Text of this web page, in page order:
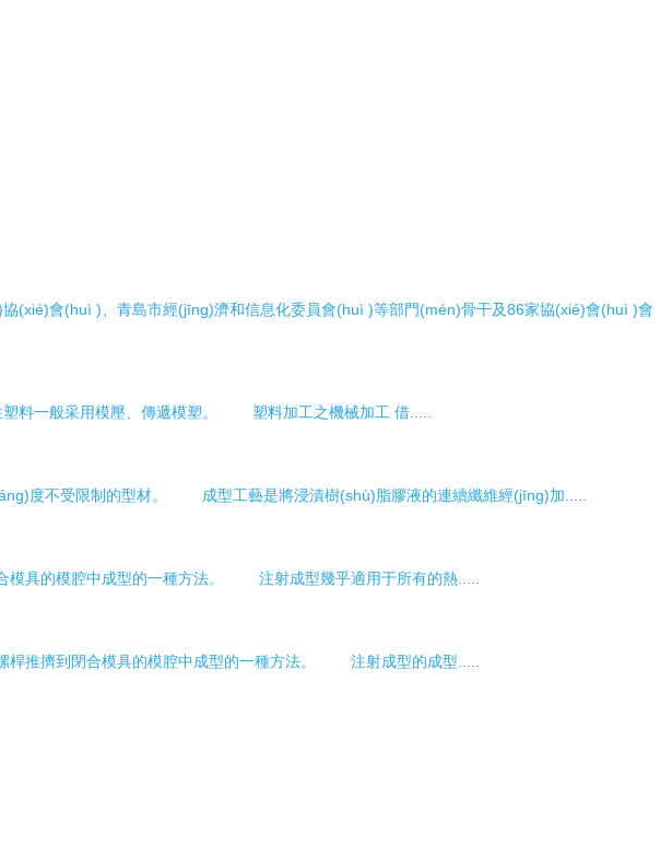
會(huì )、青島市經(jīng)濟和信息化委員會(huì )等部門(mén)骨干及86家協(xié)會(huì )會
塑料一般采用模壓、傳遞模塑。 塑料加工之機械加工 借.....
度不受限制的型材。 成型工藝是將浸漬樹(shù)脂膠液的連續纖維經(jīng)加.....
模腔中成型的一種方法。 注射成型幾乎適用于所有的熱.....
擠到閉合模具的模腔中成型的一種方法。 注射成型的成型.....